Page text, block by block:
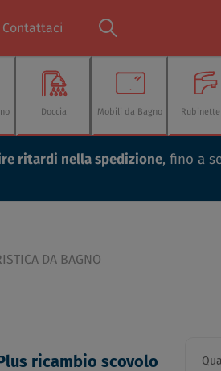
Contattaci
Doccia Mobili da Bagno
ritardi nella spedizione, fino a
DA BAGNO
ricambio scovolo